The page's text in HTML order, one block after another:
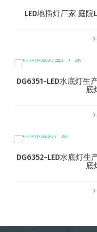
LED地插灯厂家 庭院
DG6351-LED水底灯生
底
DG6352-LED水底灯生
底